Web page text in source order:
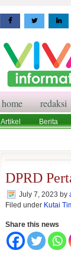
home redaksi
Artikel Berita
DPRD
July 7, 2023 by
Filed under Kutai
Share this news